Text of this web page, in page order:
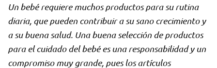
Un bebé requiere muchos productos para su rutina
diaria, que pueden contribuir a su sano crecimiento y
a su buena salud. Una buena selección de productos
para el cuidado del bebé es una responsabilidad y un
compromiso muy grande, pues los artículos